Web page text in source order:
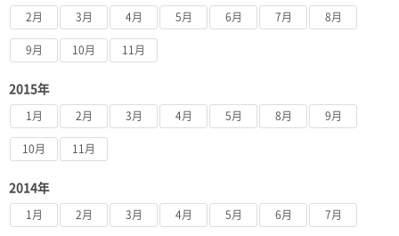
2月 3月 4月 5月 6月 7月 8月
9月 10月 11月
2015年
1月 2月 3月 4月 5月 8月 9月
10月 11月
2014年
1月 2月 3月 4月 5月 6月 7月